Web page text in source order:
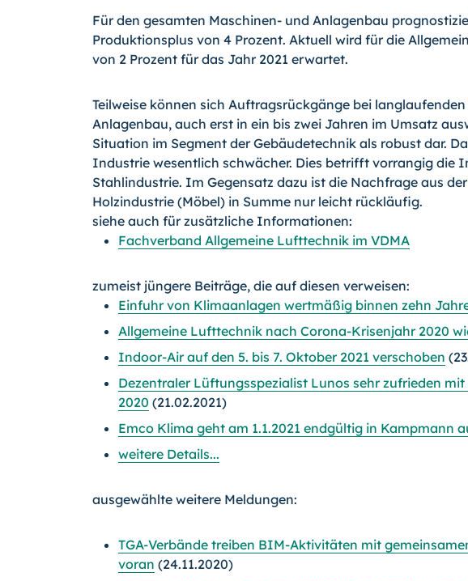
Für den gesamten Maschinen- und Anlagenbau
Produktionsplus von 4 Prozent. Aktuell wird für die
von 2 Prozent für das Jahr 2021 erwartet.
Teilweise können sich Auftragsrückgänge bei
Anlagenbau, auch erst in ein bis zwei Jahren im Umsatz
Situation im Segment der Gebäudetechnik als robust dar.
Industrie wesentlich schwächer. Dies betrifft vorrangig die
Stahlindustrie. Im Gegensatz dazu ist die Nachfrage aus
Holzindustrie (Möbel) in Summe nur leicht rückläufig.
siehe auch für zusätzliche Informationen:
Fachverband Allgemeine Lufttechnik im VDMA
zumeist jüngere Beiträge, die auf diesen verweisen:
Einfuhr von Klimaanlagen wertmäßig binnen zehn
Allgemeine Lufttechnik nach Corona-Krisenjahr 2020
Indoor-Air auf den 5. bis 7. Oktober 2021 verschoben
Dezentraler Lüftungsspezialist Lunos sehr zufrieden
2020 (21.02.2021)
Emco Klima geht am 1.1.2021 endgültig in Kampmann
weitere Details...
ausgewählte weitere Meldungen:
TGA-Verbände treiben BIM-Aktivitäten mit
voran (24.11.2020)